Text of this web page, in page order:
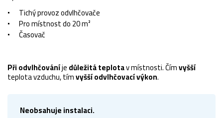
Tichý provoz odvlhčovače
Pro místnost do 20 m²
Časovač
Při odvlhčováníjedůležitáteplotav místnosti. Čímvyšší
teplota vzduchu, tímvyšší odvlhčovací výkon.
Neobsahuje instalaci.